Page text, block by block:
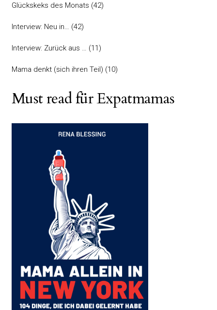
Glückskeks des Monats (42)
Interview: Neu in… (42)
Interview: Zurück aus … (11)
Mama denkt (sich ihren Teil) (10)
Must read für Expatmamas